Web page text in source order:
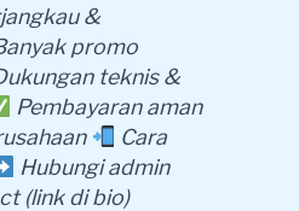
&
promo
teknis &
Pembayaran aman
Cara
Hubungi admin
(link di bio)